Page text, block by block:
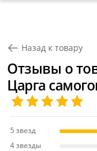
Назад к товару
Отзывы о
Царга
5 звезд
4 звезды